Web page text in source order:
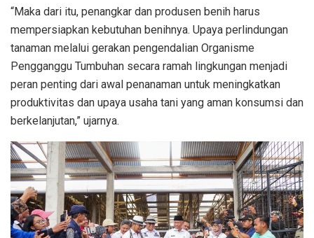
“Maka dari itu, penangkar dan produsen benih harus
mempersiapkan kebutuhan benihnya. Upaya perlindungan
tanaman melalui gerakan pengendalian Organisme
Pengganggu Tumbuhan secara ramah lingkungan menjadi
peran penting dari awal penanaman untuk meningkatkan
produktivitas dan upaya usaha tani yang aman konsumsi dan
berkelanjutan,” ujarnya.